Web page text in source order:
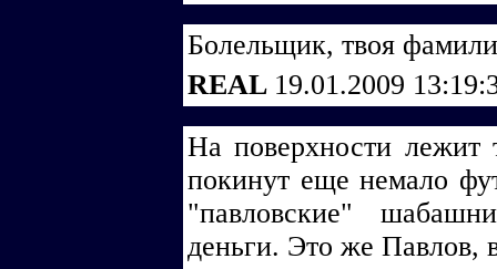
Болельщик, твоя
REAL 19.01.2009
На поверхности лежит
покинут еще немало
"павловские"
деньги. Это же Павлов,